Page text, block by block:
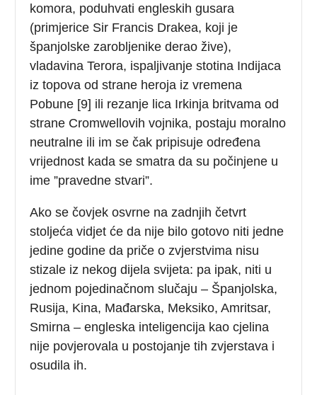
komora, poduhvati engleskih gusara
(primjerice Sir Francis Drakea, koji je
španjolske zarobljenike derao žive),
vladavina Terora, ispaljivanje stotina Indijaca
iz topova od strane heroja iz vremena
Pobune [9] ili rezanje lica Irkinja britvama od
strane Cromwellovih vojnika, postaju moralno
neutralne ili im se čak pripisuje određena
vrijednost kada se smatra da su počinjene u
ime ”pravedne stvari”.
Ako se čovjek osvrne na zadnjih četvrt
stoljeća vidjet će da nije bilo gotovo niti jedne
jedine godine da priče o zvjerstvima nisu
stizale iz nekog dijela svijeta: pa ipak, niti u
jednom pojedinačnom slučaju – Španjolska,
Rusija, Kina, Mađarska, Meksiko, Amritsar,
Smirna – engleska inteligencija kao cjelina
nije povjerovala u postojanje tih zvjerstava i
osudila ih.